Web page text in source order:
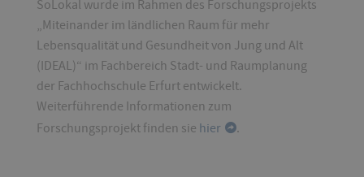
SoLokal wurde im Rahmen des Forschungsprojekts
„Miteinander im ländlichen Raum für mehr
Lebensqualität und Gesundheit von Jung und Alt
(IDEAL)“ im Fachbereich Stadt- und Raumplanung
der Fachhochschule Erfurt entwickelt.
Weiterführende Informationen zum
Forschungsprojekt finden sie hier .